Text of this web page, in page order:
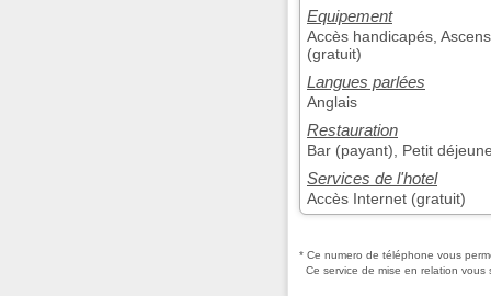
Equipement
Accès handicapés,
(gratuit)
Langues parlées
Anglais
Restauration
Bar (payant), Petit
Services de l'hotel
Accès Internet (gratuit)
* Ce numero de téléphone vous
Ce service de mise en relation